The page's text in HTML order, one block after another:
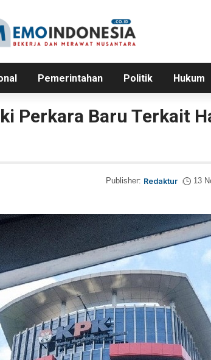
Pemerintahan Politik Hukum
Perkara Baru Terkait
Publisher: Redaktur 13